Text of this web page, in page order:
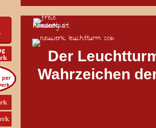
Der
Wahrzeichen